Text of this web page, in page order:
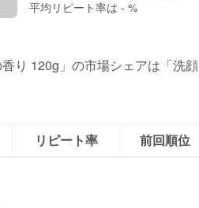
平均リピート率は - %
り 120g」の市場シェアは「洗顔
リピート率 前回順位